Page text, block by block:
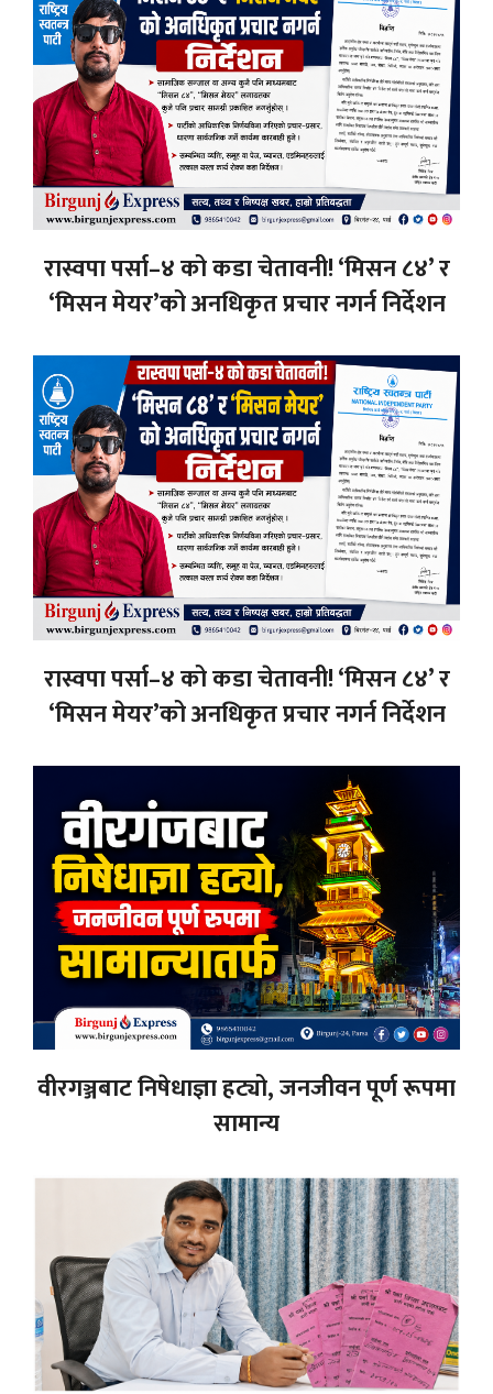
रास्वपा पर्सा–४ को कडा चेतावनी! ‘मिसन ८४’ र
‘मिसन मेयर’को अनधिकृत प्रचार नगर्न निर्देशन
रास्वपा पर्सा–४ को कडा चेतावनी! ‘मिसन ८४’ र
‘मिसन मेयर’को अनधिकृत प्रचार नगर्न निर्देशन
वीरगञ्जबाट निषेधाज्ञा हट्यो, जनजीवन पूर्ण रूपमा
सामान्य